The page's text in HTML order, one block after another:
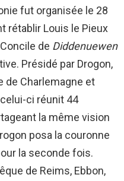
fut organisée le 28
rétablir Louis le Pieux
de Diddenuewen
Présidé par Drogon,
de Charlemagne et
ci réunit 44
la même vision
posa la couronne
la seconde fois.
de Reims, Ebbon,